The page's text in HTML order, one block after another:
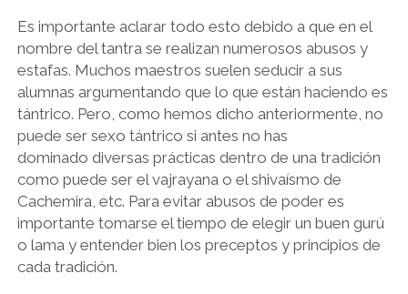
Es importante aclarar todo esto debido a que en el
nombre del tantra se realizan numerosos abusos y
estafas. Muchos maestros suelen seducir a sus
alumnas argumentando que lo que están haciendo es
tántrico. Pero, como hemos dicho anteriormente, no
puede ser sexo tántrico si antes no has
dominado diversas prácticas dentro de una tradición
como puede ser el vajrayana o el shivaísmo de
Cachemira, etc. Para evitar abusos de poder es
importante tomarse el tiempo de elegir un buen gurú
o lama y entender bien los preceptos y principios de
cada tradición.